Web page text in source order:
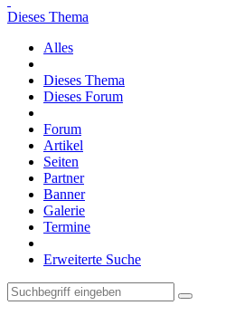
Dieses Thema
Alles
Dieses Thema
Dieses Forum
Forum
Artikel
Seiten
Partner
Banner
Galerie
Termine
Erweiterte Suche